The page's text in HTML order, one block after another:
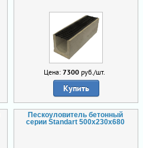
Цена: 7300 руб./шт.
Купить
Пескоуловитель бетонный
серии Standart 500x230x680